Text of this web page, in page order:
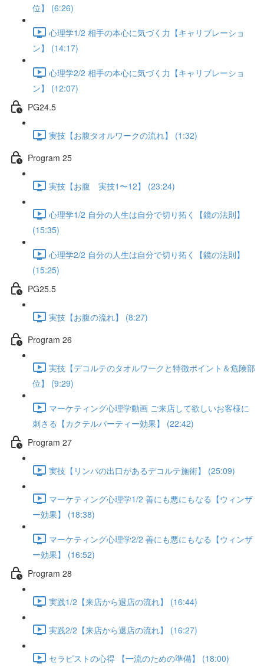
位】 (6:26)
心理学1/2 相手の本心に気づく力【キャリブレーショ
ン】 (14:17)
心理学2/2 相手の本心に気づく力【キャリブレーショ
ン】 (12:07)
PG24.5
実技【お腹タオルワークの流れ】 (1:32)
Program 25
実技【お腹 実技1〜12】 (23:24)
心理学1/2 自分の人生は自分で切り拓く【鏡の法則】
(15:35)
心理学2/2 自分の人生は自分で切り拓く【鏡の法則】
(15:25)
PG25.5
実技【お腹の流れ】 (8:27)
Program 26
実技【デコルテのタオルワークと特徴ポイント＆危険部
位】 (9:29)
マーケティング心理学動画 ご来店して欲しいお客様に
刺さる【カクテルパーティー効果】 (22:42)
Program 27
実技【リンパの出口があるデコルテ施術】 (25:09)
マーケティング心理学1/2 善にも悪にもなる【ウィンザ
ー効果】 (18:38)
マーケティング心理学2/2 善にも悪にもなる【ウィンザ
ー効果】 (16:52)
Program 28
実践1/2【来店から退店の流れ】 (16:44)
実践2/2【来店から退店の流れ】 (16:27)
セラピストの心得 【一流のための準備】 (18:00)